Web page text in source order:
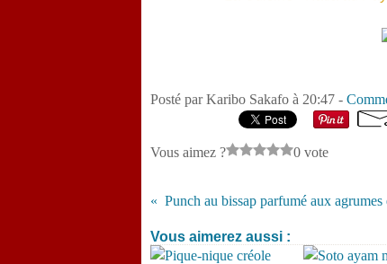
Posté par Karibo Sakafo à 20:47 -
Vous aimez ? 0 vote
Vous aimerez aussi :